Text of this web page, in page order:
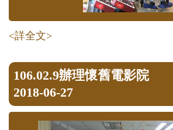
<詳全文>
106.02.9辦理懷舊電影院
2018-06-27